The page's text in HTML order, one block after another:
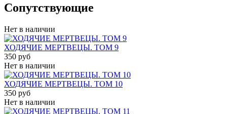
Cопутствующие
Нет в наличии
ХОДЯЧИЕ МЕРТВЕЦЫ. ТОМ 9
350 руб
Нет в наличии
ХОДЯЧИЕ МЕРТВЕЦЫ. ТОМ 10
350 руб
Нет в наличии